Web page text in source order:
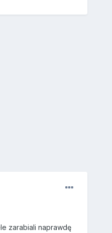
zarabiali naprawdę